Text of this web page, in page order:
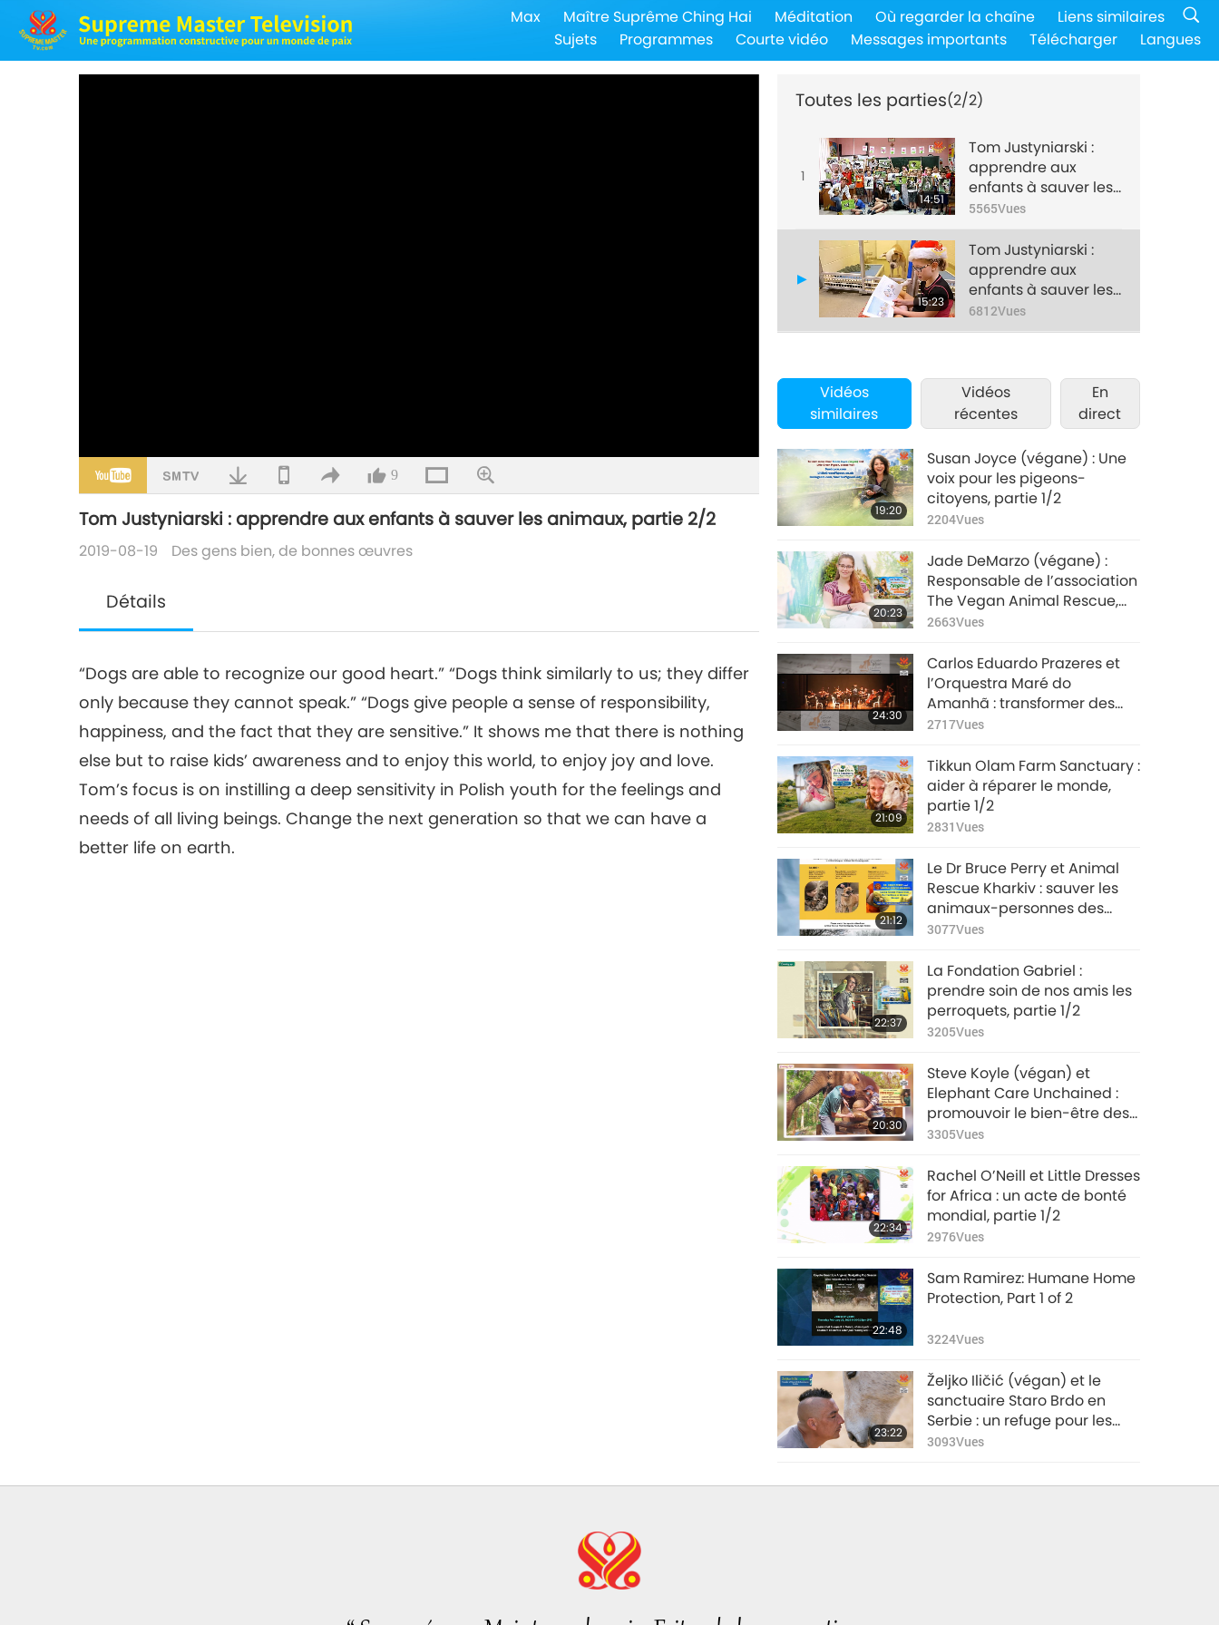
Max Maître Suprême Ching Hai Méditation Où regarder la chaîne
Liens similaires
Sujets
Programmes Courte vidéo Messages importants Télécharger Langues
9
Tom Justyniarski : apprendre aux enfants à sauver les animaux, partie 2/2
2019-08-19 Des gens bien, de bonnes œuvres
Détails
“Dogs are able to recognize our good heart.” “Dogs think similarly to us; they differ
only because they cannot speak.” “Dogs give people a sense of responsibility,
happiness, and the fact that they are sensitive.” It shows me that there is nothing
else but to raise kids’ awareness and to enjoy this world, to enjoy joy and love.
Tom’s focus is on instilling a deep sensitivity in Polish youth for the feelings and
needs of all living beings. Change the next generation so that we can have a
better life on earth.
Toutes les parties(2/2)
1
14:51
Tom Justyniarski :
apprendre aux
enfants à sauver les
animaux, partie 1/2
5565Vues
15:23
Tom Justyniarski :
apprendre aux
enfants à sauver les
animaux, partie 2/2
6812Vues
Vidéos
similaires
Vidéos
récentes
En
direct
19:20
Susan Joyce (végane) : Une
voix pour les pigeons-
citoyens, partie 1/2
2204Vues
20:23
Jade DeMarzo (végane) :
Responsable de l’association
The Vegan Animal Rescue,
partie 1/2
2663Vues
24:30
Carlos Eduardo Prazeres et
l’Orquestra Maré do
Amanhã : transformer des
vies grâce à la musique,
2717Vues
21:09
Tikkun Olam Farm Sanctuary :
aider à réparer le monde,
partie 1/2
2831Vues
21:12
Le Dr Bruce Perry et Animal
Rescue Kharkiv : sauver les
animaux-personnes des
lignes de front en Ukraine
3077Vues
22:37
La Fondation Gabriel :
prendre soin de nos amis les
perroquets, partie 1/2
3205Vues
20:30
Steve Koyle (végan) et
Elephant Care Unchained :
promouvoir le bien-être des
éléphants-personnes dans le
3305Vues
22:34
Rachel O’Neill et Little Dresses
for Africa : un acte de bonté
mondial, partie 1/2
2976Vues
22:48
Sam Ramirez: Humane Home
Protection, Part 1 of 2
3224Vues
23:22
Željko Iličić (végan) et le
sanctuaire Staro Brdo en
Serbie : un refuge pour les
chevaux-personnes, partie
3093Vues